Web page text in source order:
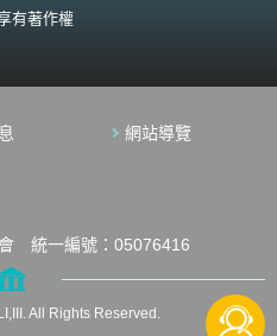
社會發展，且與著作權法之立法目的
不受著作權法保護，業者就無法為
民表現自由之基
係採註冊保護主義，必須經登記程
論與著作自由之本旨，修正後改採創
依據88年1 月25日廢止之出版法第
止猥褻出版品之出版。且違反公序良
消極取得著作權之要件。準此，本院
有著作權
網站導覽
統一編號：05076416
All Rights Reserved.